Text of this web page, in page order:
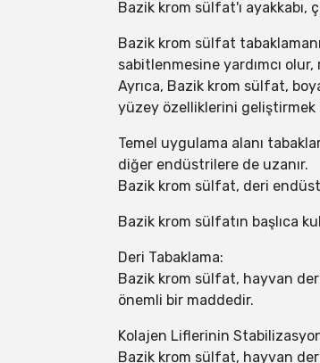
Bazik krom sülfat'ı
Bazik krom sülfat
sabitlenmesine yardımcı olur,
Ayrıca, Bazik krom sülfat,
yüzey özelliklerini geliştirmek
Temel uygulama alanı
diğer endüstrilere de uzanır.
Bazik krom sülfat, deri
Bazik krom sülfatın başlıca
Deri Tabaklama:
Bazik krom sülfat, hayvan
önemli bir maddedir.
Kolajen Liflerinin
Bazik krom sülfat, hayvan